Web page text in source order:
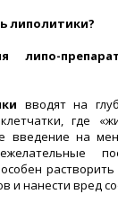
липолитики?
липо-
вводят на
где
введение на
и нанести вред